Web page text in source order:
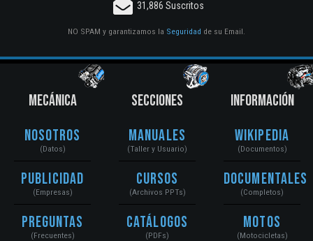
31,886 Suscritos
NO SPAM y garantizamos la Seguridad de su Email.
MECÁNICA
Nosotros
(Datos)
Publicidad
(Empresas)
Preguntas
(Frecuentes)
SECCIONES
Manuales
(Taller y Usuario)
Cursos
(Archivos PPTs)
Catálogos
(PDFs)
INFORMACIÓN
Wikipedia
(Documentos)
Documentales
(Completos)
Motos
(Motocicletas)